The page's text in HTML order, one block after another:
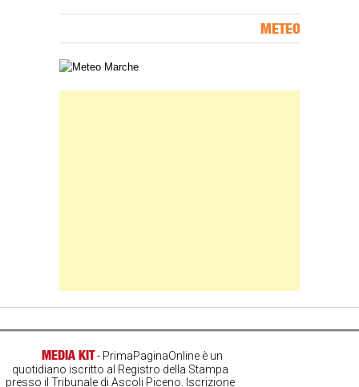
METEO
Carta meteorologica delle Marche
MEDIA KIT- PrimaPaginaOnline è un
quotidiano iscritto al Registro della Stampa
presso il Tribunale di Ascoli Piceno. Iscrizione